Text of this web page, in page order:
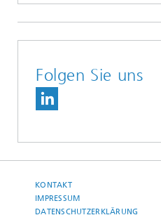
Folgen Sie uns
KONTAKT
IMPRESSUM
DATENSCHUTZERKLÄRUNG